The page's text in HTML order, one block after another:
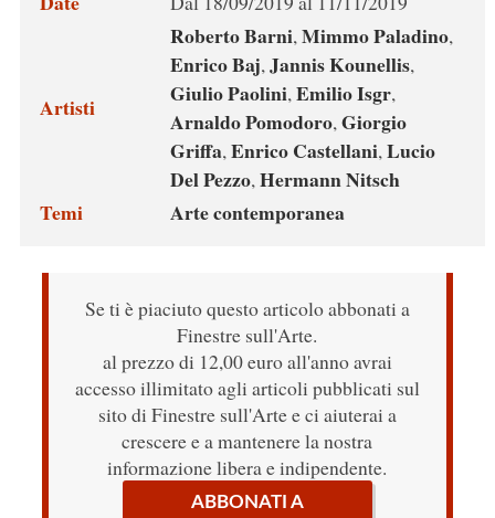
Artisti
Roberto Barni,Mimmo Paladino,
Enrico Baj,Jannis Kounellis,
Giulio Paolini,Emilio Isgr,
Arnaldo Pomodoro,Giorgio
Griffa,Enrico Castellani,Lucio
Del Pezzo,Hermann Nitsch
Temi
Arte contemporanea
Se ti è piaciuto questo articolo abbonati a
Finestre sull'Arte.
al prezzo di 12,00 euro all'anno avrai
accesso illimitato agli articoli pubblicati sul
sito di Finestre sull'Arte e ci aiuterai a
crescere e a mantenere la nostra
informazione libera e indipendente.
ABBONATI A